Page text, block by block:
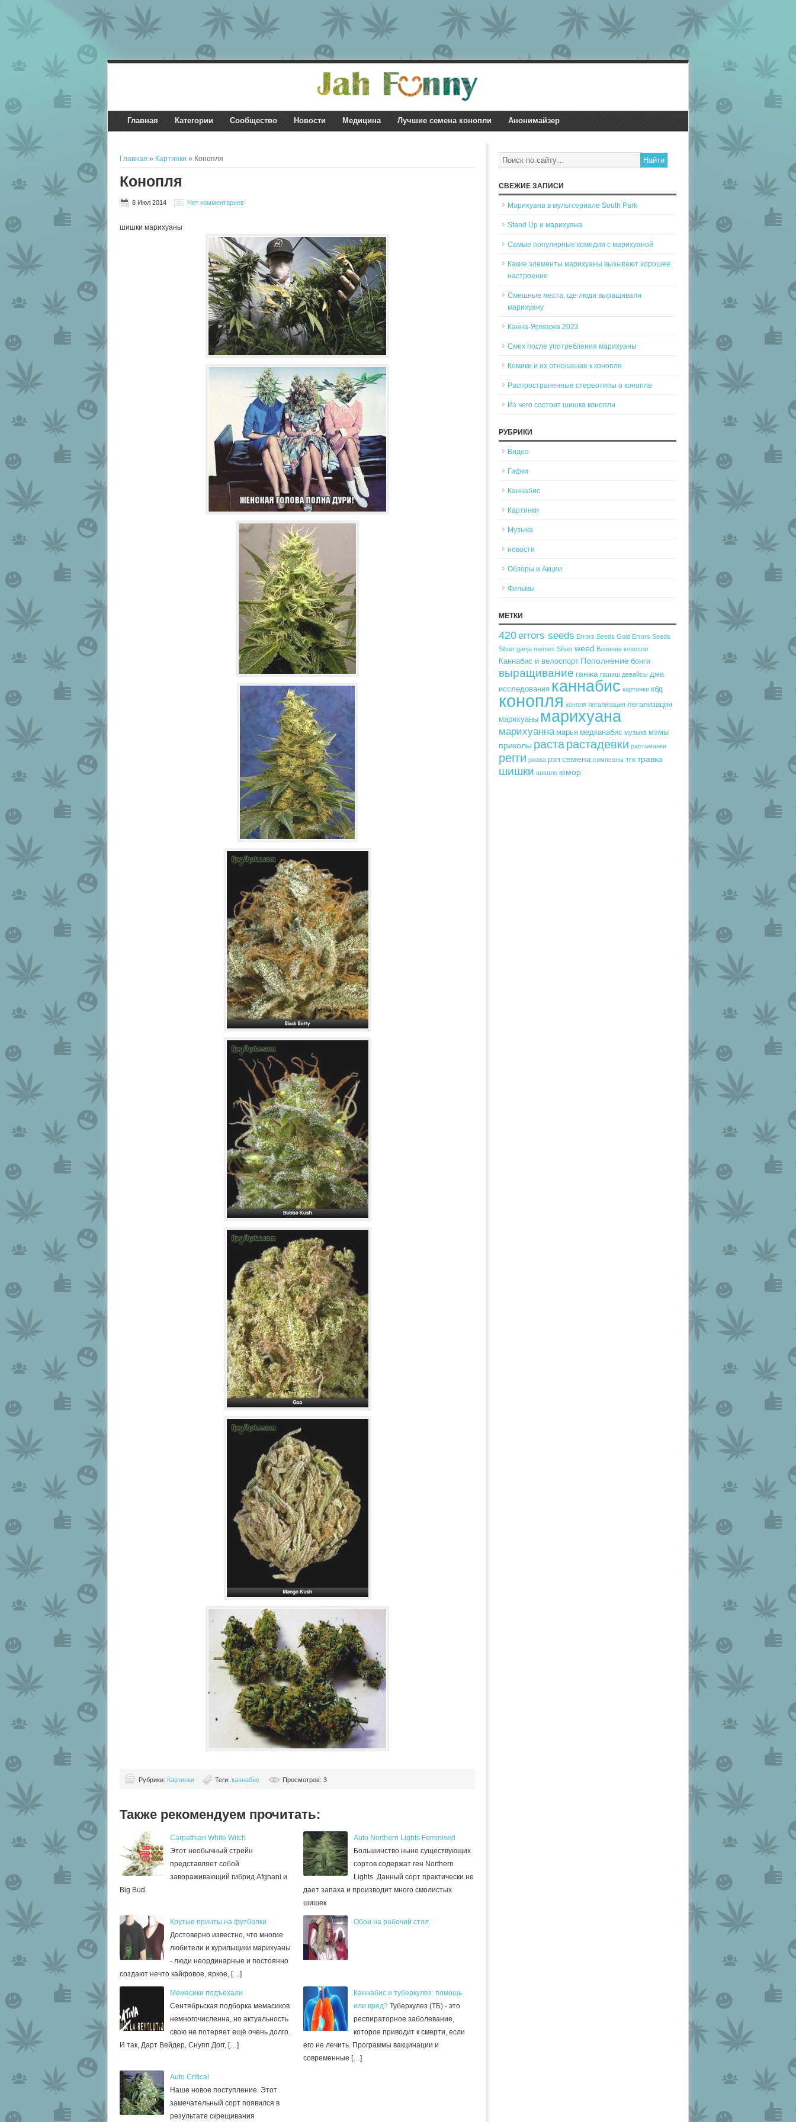
Главная Категории Сообщество Новости Медицина Лучшие семена конопли Анонимайзер
Главная » Картинки » Конопля
Конопля
8 Июл 2014 Нет комментариев
шишки марихуаны
Рубрики: Картинки Теги: каннабис Просмотров: 3
Также рекомендуем прочитать:
Carpathian White Witch
Этот необычный стрейн
представляет собой
завораживающий гибрид Afghani и
Big Bud.
Auto Northern Lights Feminised
Большинство ныне существующих
сортов содержат ген Northern
Lights. Данный сорт практически не
дает запаха и производит много смолистых
шишек
Крутые принты на футболки
Достоверно известно, что многие
любители и курильщики марихуаны
- люди неординарные и постоянно
создают нечто кайфовое, яркое, […]
Обои на рабочий стол
Мемасики подъехали
Сентябрьская подборка мемасиков
немногочисленна, но актуальность
свою не потеряет ещё очень долго.
И так, Дарт Вейдер, Снупп Догг, […]
Каннабис и туберкулез: помощь
или вред? Туберкулез (ТБ) - это
респираторное заболевание,
которое приводит к смерти, если
его не лечить. Программы вакцинации и
современные […]
Auto Critical
Наше новое поступление. Этот
замечательный сорт появился в
результате скрещивания
СВЕЖИЕ ЗАПИСИ
Марихуана в мультсериале South Park
Stand Up и марихуана
Самые популярные комедии с марихуаной
Какие элементы марихуаны вызывают хорошее
настроение
Смешные места, где люди выращивали
марихуану
Канна-Ярмарка 2023
Смех после употребления марихуаны
Комики и их отношение к конопле
Распространенные стереотипы о конопле
Из чего состоит шишка конопли
РУБРИКИ
Видео
Гифки
Каннабис
Картинки
Музыка
новости
Обзоры и Акции
Фильмы
МЕТКИ
420errors seeds Errors Seeds Gold Errors Seeds
Silver ganja memes Silver weed Влияние конопли
Каннабис и велоспорт Пополнение бонги
выращивание ганжа гашиш девайсы джа
исследования каннабис картинки кбд
конопля конпля легализация легализация
марихуаны марихуана
марихуанна марья медканабис музыка мэмы
приколы растарастадевки растаманки
регги ржака рэп семена симпсоны тгктравка
шишки шишло юмор